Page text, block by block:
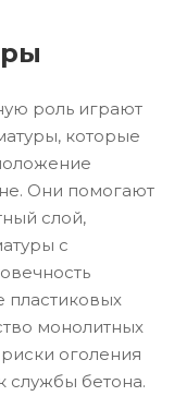
роль играют
которые
Они помогают
слой,
с
пластиковых
монолитных
оголения
службы бетона.